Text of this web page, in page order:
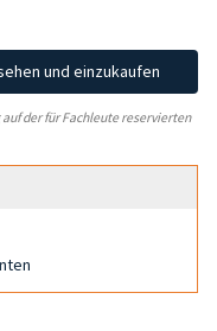
und einzukaufen
der für Fachleute reservierten